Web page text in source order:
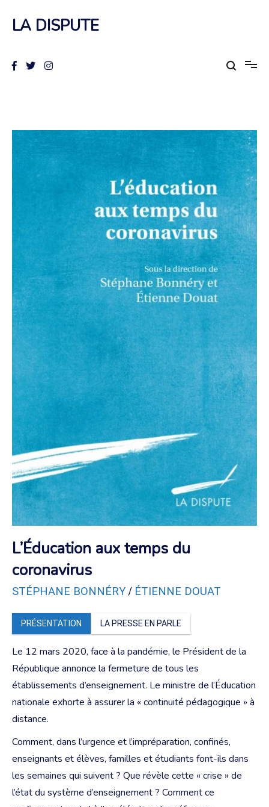
contenu
LA DISPUTE
L’Éducation aux temps du
coronavirus
STÉPHANE BONNÉRY / ÉTIENNE DOUAT
PRÉSENTATION LA PRESSE EN PARLE
Le 12 mars 2020, face à la pandémie, le Président de la
République annonce la fermeture de tous les
établissements d’enseignement. Le ministre de l’Éducation
nationale exhorte à assurer la « continuité pédagogique » à
distance.
Comment, dans l’urgence et l’impréparation, confinés,
enseignants et élèves, familles et étudiants font-ils dans
les semaines qui suivent ? Que révèle cette « crise » de
l’état du système d’enseignement ? Comment ce